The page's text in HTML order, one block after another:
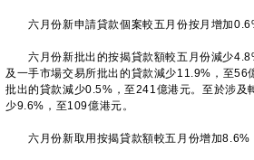
六月份新申請貸款個案較五月份按月增加
六月份新批出的按揭貸款額較五月份減少
及一手市場交易所批出的貸款減少11.9%，至56
批出的貸款減少0.5%，至241億港元。至於涉及
少9.6%，至109億港元。
六月份新取用按揭貸款額較五月份增加8.6%